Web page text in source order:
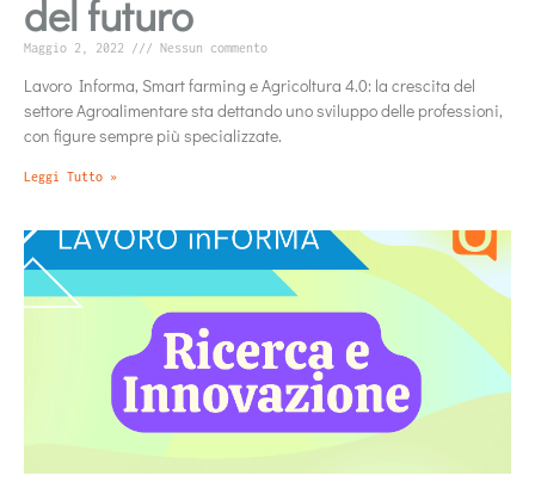
del futuro
Maggio 2, 2022 Nessun commento
Lavoro Informa, Smart farming e Agricoltura 4.0: la crescita del
settore Agroalimentare sta dettando uno sviluppo delle professioni,
con figure sempre più specializzate.
Leggi Tutto »